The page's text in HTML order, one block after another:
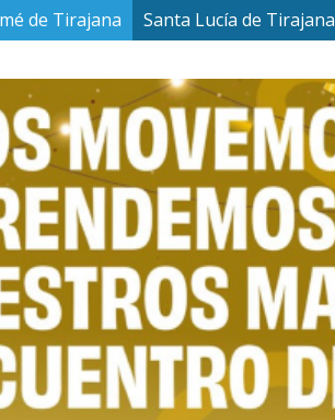
de Tirajana Santa Lucía de Tirajana